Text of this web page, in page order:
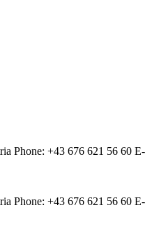
Phone: +43 676 621 56 60
Phone: +43 676 621 56 60